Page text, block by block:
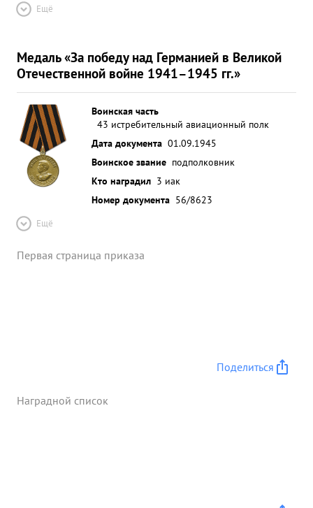
Ещё
Медаль «За победу над Германией в Великой
Отечественной войне 1941–1945 гг.»
Воинская часть
43 истребительный авиационный полк
Дата документа 01.09.1945
Воинское звание подполковник
Кто наградил 3 иак
Номер документа 56/8623
Ещё
Первая страница приказа
Поделиться
Наградной список